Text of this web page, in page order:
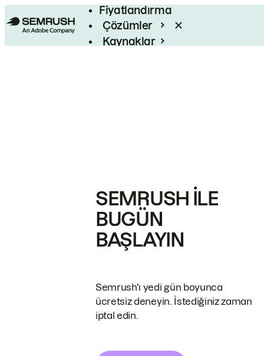
Fiyatlandırma
Çözümler
Kaynaklar
SEMRUSH ILE
BUGÜN
BAŞLAYIN
Semrush'ı yedi gün boyunca
ücretsiz deneyin. İstediğiniz zaman
iptal edin.